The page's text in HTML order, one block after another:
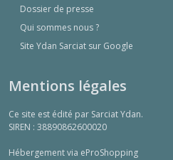
Dossier de presse
Qui sommes nous ?
Site Ydan Sarciat sur Google
Mentions légales
Ce site est édité par Sarciat Ydan.
SIREN : 38890862600020
Hébergement via eProShopping